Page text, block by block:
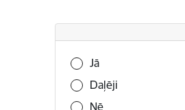
Vai šī informācija bija
Jā
Daļēji
Nē